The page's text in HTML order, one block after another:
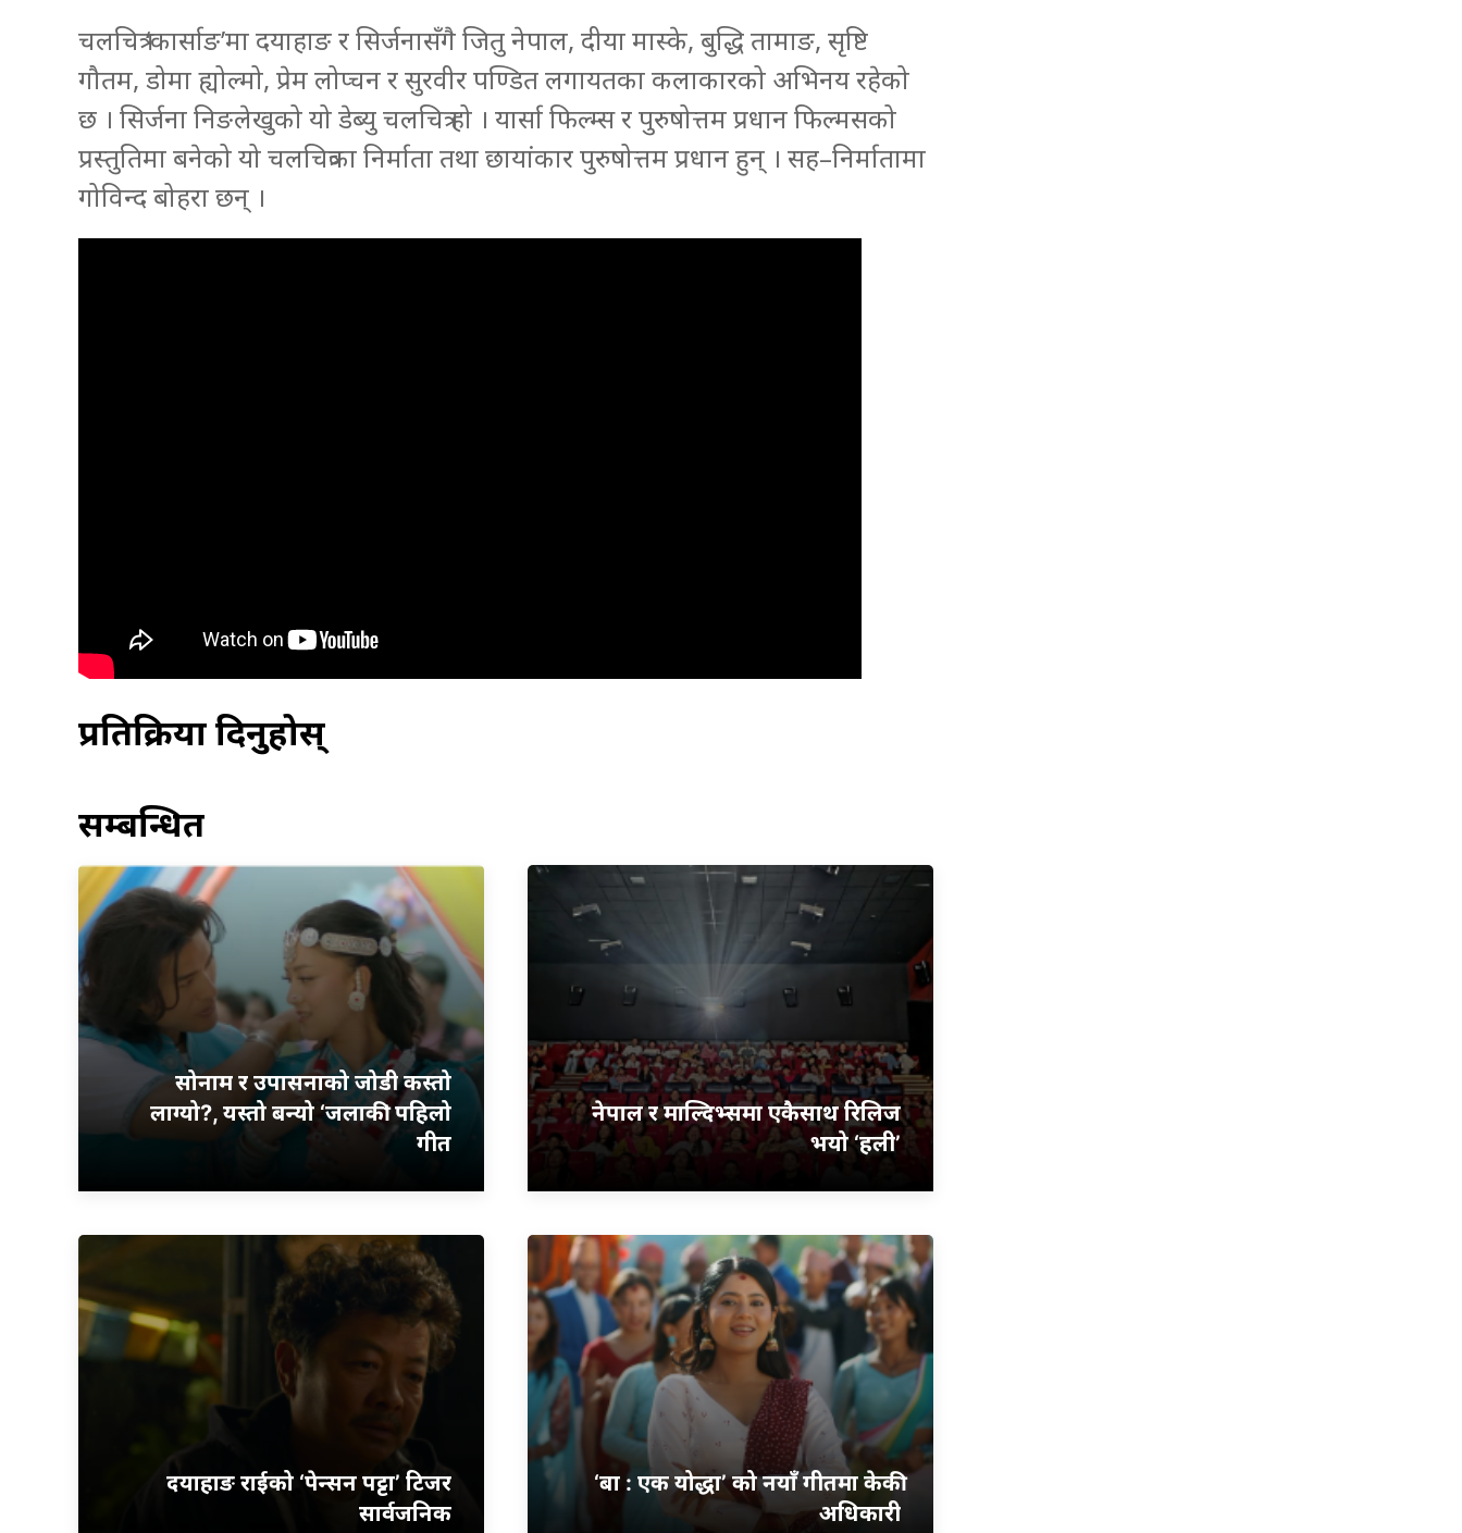
चलचित्र ‘कार्साङ’मा दयाहाङ र सिर्जनासँगै जितु नेपाल, दीया मास्के, बुद्धि तामाङ, सृष्टि
गौतम, डोमा ह्योल्मो, प्रेम लोप्चन र सुरवीर पण्डित लगायतका कलाकारको अभिनय रहेको
छ । सिर्जना निङलेखुको यो डेब्यु चलचित्र हो । यार्सा फिल्म्स र पुरुषोत्तम प्रधान फिल्मसको
प्रस्तुतिमा बनेको यो चलचित्रका निर्माता तथा छायांकार पुरुषोत्तम प्रधान हुन् । सह–निर्मातामा
गोविन्द बोहरा छन् ।
प्रतिक्रिया दिनुहोस्
सम्बन्धित
सोनाम र उपासनाको जोडी कस्तो
लाग्यो?, यस्तो बन्यो ‘जलाकी’ पहिलो
गीत
नेपाल र माल्दिभ्समा एकैसाथ रिलिज
भयो ‘हली’
दयाहाङ राईको ‘पेन्सन पट्टा’ टिजर
सार्वजनिक
‘बा : एक योद्धा’ को नयाँ गीतमा केकी
अधिकारी